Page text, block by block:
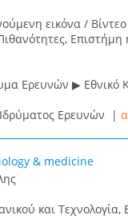
εικόνα / Βίντεο
Ερευνών ▶ Εθνικό
Ερευνών |
& medicine
και